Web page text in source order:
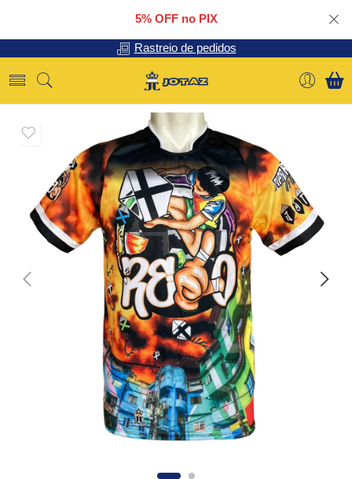
5% OFF no PIX
Rastreio de pedidos